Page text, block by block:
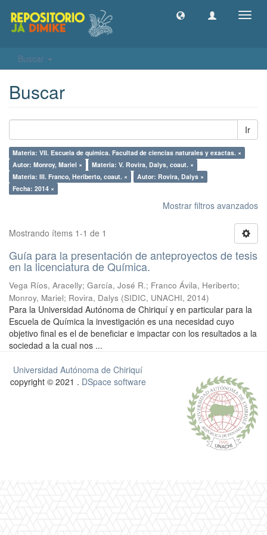
Buscar
Buscar
Ir
Materia: VII. Escuela de química. Facultad de ciencias naturales y exactas. ×
Autor: Monroy, Mariel ×
Materia: V. Rovira, Dalys, coaut. ×
Materia: III. Franco, Heriberto, coaut. ×
Autor: Rovira, Dalys ×
Fecha: 2014 ×
Mostrar filtros avanzados
Mostrando ítems 1-1 de 1
Guía para la presentación de anteproyectos de tesis
en la licenciatura de Química.
Vega Ríos, Aracelly; García, José R.; Franco Ávila, Heriberto;
Monroy, Mariel; Rovira, Dalys (SIDIC, UNACHI, 2014)
Para la Universidad Autónoma de Chiriquí y en particular para la
Escuela de Química la investigación es una necesidad cuyo
objetivo final es el de beneficiar e impactar con los resultados a la
sociedad a la cual nos ...
Universidad Autónoma de Chiriquí
copyright © 2021 . DSpace software